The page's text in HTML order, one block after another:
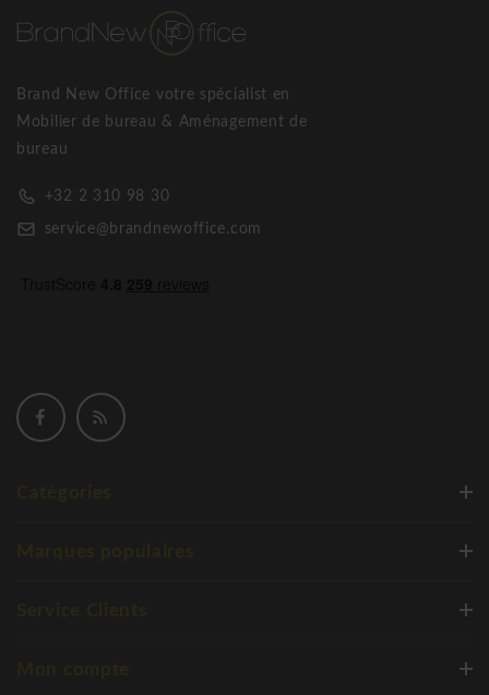
Brand New Office votre spécialist en
Mobilier de bureau & Aménagement de
bureau
+32 2 310 98 30
service@brandnewoffice.com